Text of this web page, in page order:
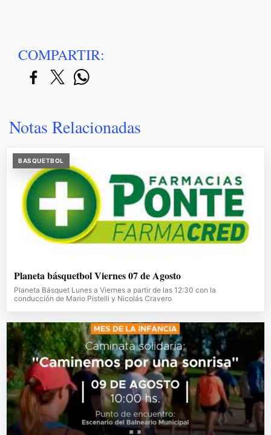
COMPARTIR:
Notas Relacionadas
BASQUETBOL
Planeta básquetbol Viernes 07 de Agosto
Planeta Básquet Lunes a Viernes a partir de las 12:30 con la
conducción de Mario Pistelli y Nicolás Cravero